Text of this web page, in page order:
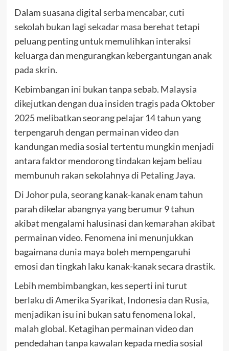
Dalam suasana digital serba mencabar,cuti
sekolah bukan lagi sekadar masa berehattetapi
peluang penting untuk memulihkan interaksi
keluarga dan mengurangkan kebergantungan anak
pada skrin.
Kebimbangan ini bukan tanpa sebab. Malaysia
dikejutkan dengan dua insiden tragis pada Oktober
2025 melibatkan seorang pelajar 14 tahun yang
terpengaruh dengan permainan video dan
kandungan media sosial tertentu mungkin menjadi
antara faktor mendorong tindakan kejam beliau
membunuh rakan sekolahnya di Petaling Jaya.
Di Johor pula, seorang kanak-kanak enam tahun
parah dikelar abangnya yang berumur 9 tahun
akibat mengalami halusinasi dan kemarahan akibat
permainan video. Fenomena ini menunjukkan
bagaimana dunia maya boleh mempengaruhi
emosi dan tingkah laku kanak-kanak secara drastik.
Lebih membimbangkan, kes seperti ini turut
berlaku di Amerika Syarikat, Indonesia dan Rusia,
menjadikan isu ini bukan satu fenomena lokal,
malah global. Ketagihan permainan video dan
pendedahan tanpa kawalan kepada media sosial